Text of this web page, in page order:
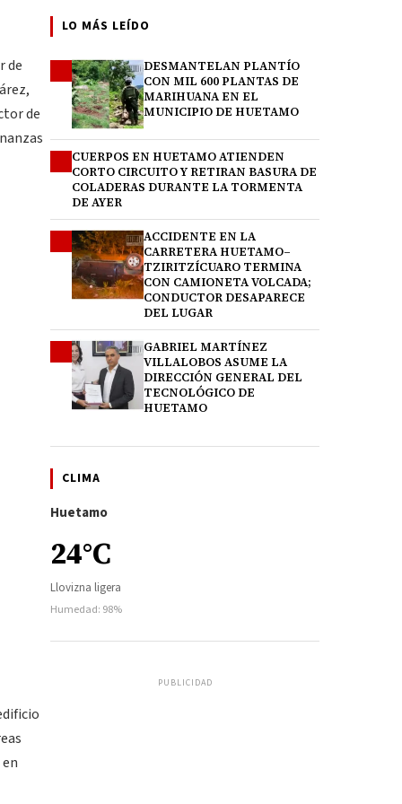
de
de
LO MÁS LEÍDO
DESMANTELAN PLANTÍO
CON MIL 600 PLANTAS DE
MARIHUANA EN EL
MUNICIPIO DE HUETAMO
CUERPOS EN HUETAMO ATIENDEN
CORTO CIRCUITO Y RETIRAN BASURA DE
COLADERAS DURANTE LA TORMENTA
DE AYER
ACCIDENTE EN LA
CARRETERA HUETAMO–
TZIRITZÍCUARO TERMINA
CON CAMIONETA VOLCADA;
CONDUCTOR DESAPARECE
DEL LUGAR
GABRIEL MARTÍNEZ
VILLALOBOS ASUME LA
DIRECCIÓN GENERAL DEL
TECNOLÓGICO DE
HUETAMO
CLIMA
Huetamo
24°C
Llovizna ligera
Humedad: 98%
PUBLICIDAD